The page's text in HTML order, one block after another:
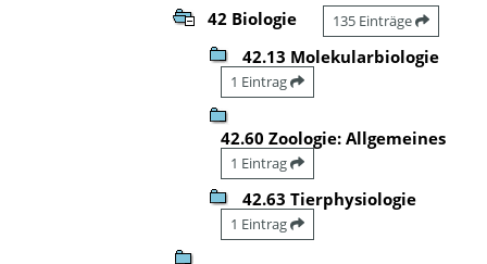
42 Biologie 135 Einträge
42.13 Molekularbiologie
1 Eintrag
42.60 Zoologie: Allgemeines
1 Eintrag
42.63 Tierphysiologie
1 Eintrag